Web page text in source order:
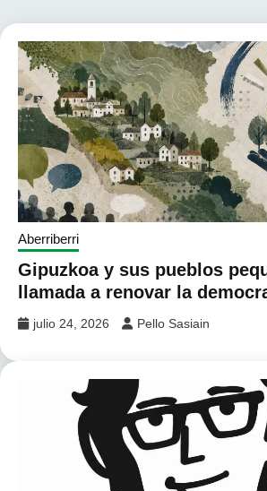
Aberriberri
Gipuzkoa y sus pueblos
llamada a renovar la
julio 24, 2026 Pello Sasiain